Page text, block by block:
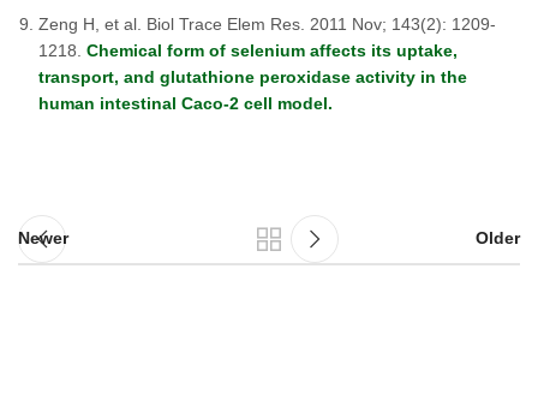
Zeng H, et al. Biol Trace Elem Res. 2011 Nov; 143(2): 1209-
1218. Chemical form of selenium affects its uptake,
transport, and glutathione peroxidase activity in the
human intestinal Caco-2 cell model.
Newer Older